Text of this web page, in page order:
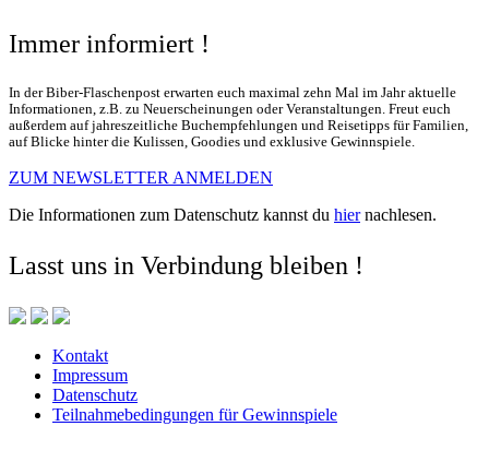
Immer informiert !
In der Biber-Flaschenpost erwarten euch maximal zehn Mal im Jahr aktuelle
Informationen, z.B. zu Neuerscheinungen oder Veranstaltungen. Freut euch
außerdem auf jahreszeitliche Buchempfehlungen und Reisetipps für Familien,
auf Blicke hinter die Kulissen, Goodies und exklusive Gewinnspiele.
ZUM NEWSLETTER ANMELDEN
Die Informationen zum Datenschutz kannst du hiernachlesen.
Lasst uns in Verbindung bleiben !
Kontakt
Impressum
Datenschutz
Teilnahmebedingungen für Gewinnspiele